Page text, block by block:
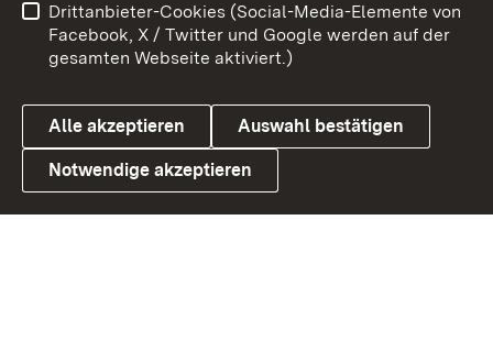
Link zum Landesportal
Benutzungshinweise
Barrierefreiheit
Datenschutz
Cookies
Drittanbieter-Cookies (Social-Media-Elemente von
Facebook, X / Twitter und Google werden auf der
gesamten Webseite aktiviert.)
Alle akzeptieren Auswahl bestätigen
Notwendige akzeptieren